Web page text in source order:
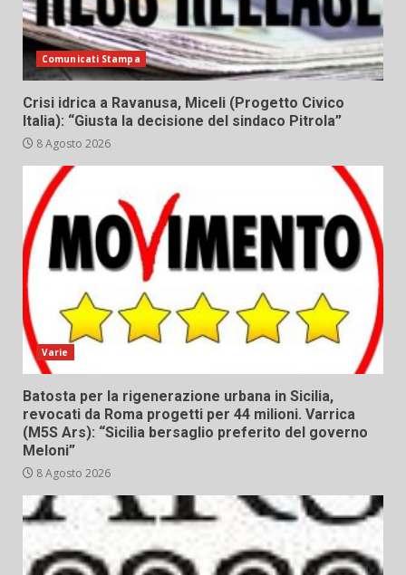
Comunicati Stampa
Crisi idrica a Ravanusa, Miceli (Progetto Civico
Italia): “Giusta la decisione del sindaco Pitrola”
8 Agosto 2026
Varie
Batosta per la rigenerazione urbana in Sicilia,
revocati da Roma progetti per 44 milioni. Varrica
(M5S Ars): “Sicilia bersaglio preferito del governo
Meloni”
8 Agosto 2026